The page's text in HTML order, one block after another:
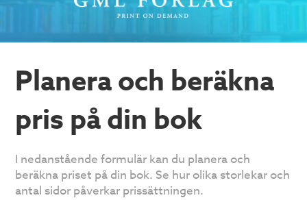
Planera och beräkna
pris på din bok
I nedanstående formulär kan du planera och
beräkna priset på din bok. Se hur olika storlekar och
antal sidor påverkar prissättningen.